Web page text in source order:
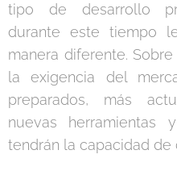
tipo de desarrollo
durante este tiempo
manera diferente.
la exigencia del
preparados, más
nuevas
tendrán la capacidad de